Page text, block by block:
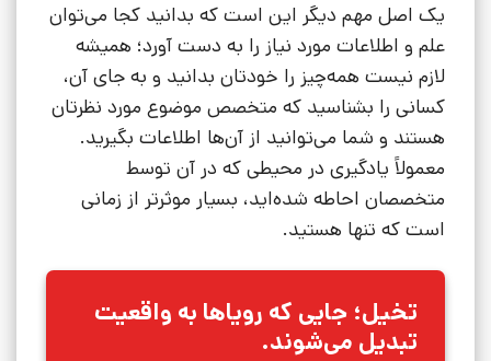
یک اصل مهم دیگر این است که بدانید کجا می‌توان
علم و اطلاعات مورد نیاز را به دست آورد؛ همیشه
لازم نیست همه‌چیز را خودتان بدانید و به جای آن،
کسانی را بشناسید که متخصص موضوع مورد نظرتان
هستند و شما می‌توانید از آن‌ها اطلاعات بگیرید.
معمولاً یادگیری در محیطی که در آن توسط
متخصصان احاطه شده‌اید، بسیار موثرتر از زمانی
است که تنها هستید.
تخیل؛ جایی که رویاها به واقعیت
تبدیل می‌شوند.